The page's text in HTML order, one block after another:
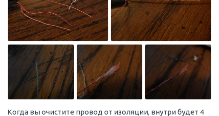
Когда вы очистите провод от изоляции, внутри будет 4